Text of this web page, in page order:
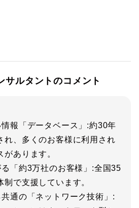
サルタントのコメント
報「データベース」:約30年
れ、多くのお客様に利用され
あります。
「約3万社のお客様」:全国35
で支援しています。
通の「ネットワーク技術」: